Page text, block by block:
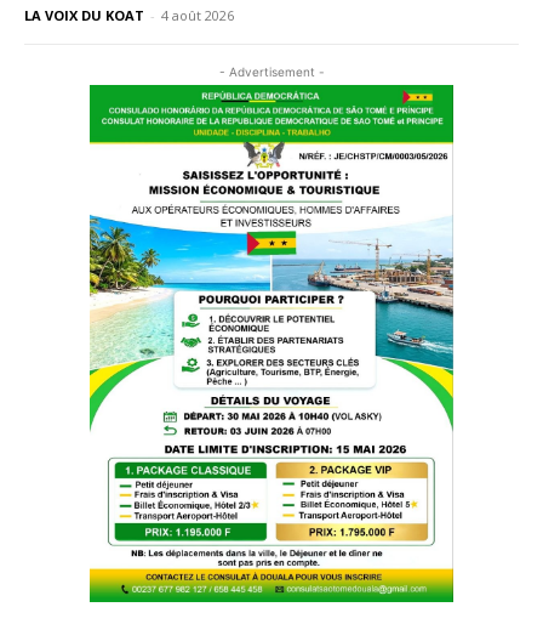
LA VOIX DU KOAT - 4 août 2026
- Advertisement -